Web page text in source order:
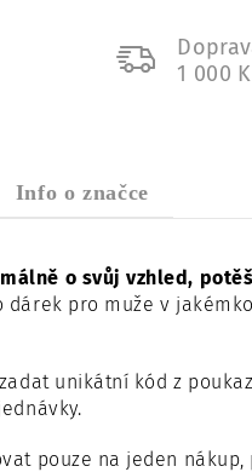
1 000
Info o značce
o svůj vzhled,
dárek pro muže v
unikátní kód z
pouze na jeden